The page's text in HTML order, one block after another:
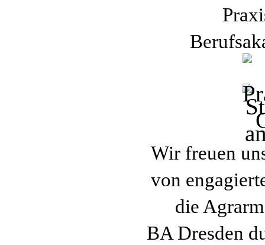
Wir freuen
von
die
BA Dresden